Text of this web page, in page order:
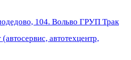
104. Вольво ГРУП Трак
автотехцентр,